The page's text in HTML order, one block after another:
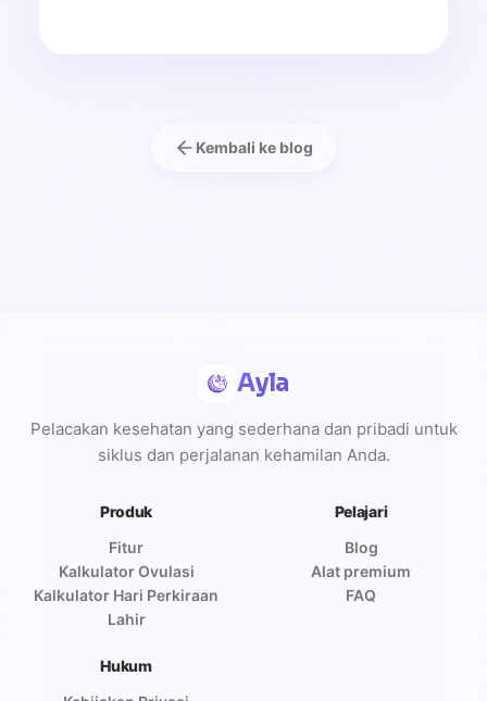
Kembali ke blog
Ayla
Pelacakan kesehatan yang sederhana dan pribadi untuk
siklus dan perjalanan kehamilan Anda.
Produk
Fitur
Kalkulator Ovulasi
Kalkulator Hari Perkiraan
Lahir
Pelajari
Blog
Alat premium
FAQ
Hukum